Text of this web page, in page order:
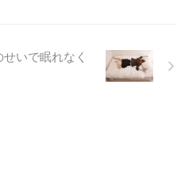
いで眠れなく